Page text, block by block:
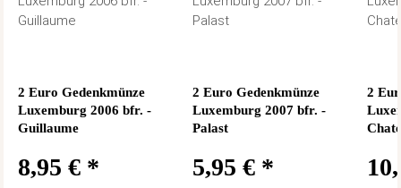
2 Euro Gedenkmünze
Luxemburg 2006 bfr. -
Guillaume
8,95 € *
2 Euro Gedenkmünze
Luxemburg 2007 bfr. -
Palast
5,95 € *
2